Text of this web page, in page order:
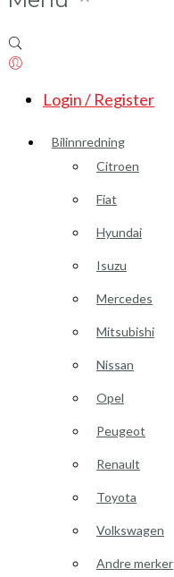
Login / Register
Bilinnredning
Citroen
Fiat
Hyundai
Isuzu
Mercedes
Mitsubishi
Nissan
Opel
Peugeot
Renault
Toyota
Volkswagen
Andre merker